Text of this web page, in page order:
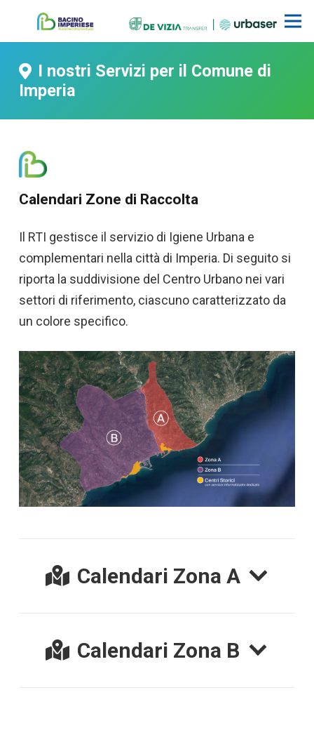
I nostri Servizi per il Comune di
Imperia
Calendari Zone di Raccolta
Il RTI gestisce il servizio di Igiene Urbana e
complementari nella città di Imperia. Di seguito si
riporta la suddivisione del Centro Urbano nei vari
settori di riferimento, ciascuno caratterizzato da
un colore specifico.
Calendari Zona A
Calendari Zona B